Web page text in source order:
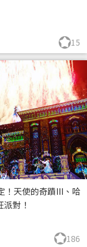
15
！天使的奇蹟III、哈
對！
186